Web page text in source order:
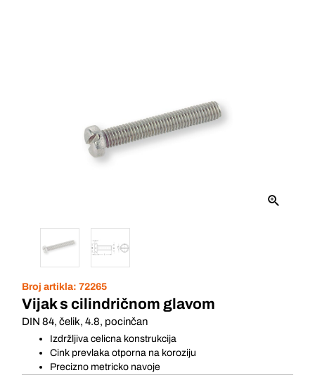
Broj artikla: 72265
Vijak s cilindričnom glavom
DIN 84, čelik, 4.8, pocinčan
Izdržljiva celicna konstrukcija
Cink prevlaka otporna na koroziju
Precizno metricko navoje